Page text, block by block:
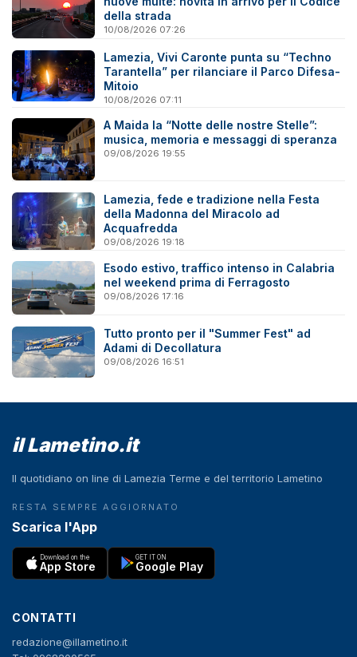
della strada
10/08/2026 07:26
Lamezia, Vivi Caronte punta su “Techno
Tarantella” per rilanciare il Parco Difesa-
Mitoio
10/08/2026 07:11
A Maida la “Notte delle nostre Stelle”:
musica, memoria e messaggi di speranza
09/08/2026 19:55
Lamezia, fede e tradizione nella Festa
della Madonna del Miracolo ad
Acquafredda
09/08/2026 19:18
Esodo estivo, traffico intenso in Calabria
nel weekend prima di Ferragosto
09/08/2026 17:16
Tutto pronto per il "Summer Fest" ad
Adami di Decollatura
09/08/2026 16:51
il Lametino.it
Il quotidiano on line di Lamezia Terme e del territorio Lametino
RESTA SEMPRE AGGIORNATO
Scarica l'App
Download on the
App Store
GET IT ON
Google Play
CONTATTI
redazione@illametino.it